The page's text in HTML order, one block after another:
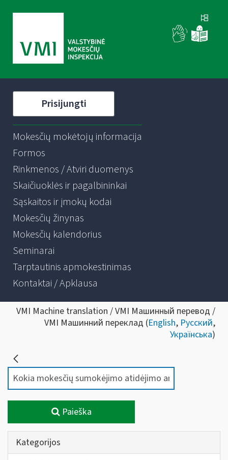
Prisijungti
Mokesčių mokėtojų informacija
Formos
Rinkmenos / Atviri duomenys
Skaičiuoklės ir pagalbininkai
Sąskaitos ir įmokų kodai
Mokesčių žinynas
Mokesčių kalendorius
Seminarai
Tarptautinis apmokestinimas
Kontaktai / Apklausa
VMI Machine translation / VMI Машинный перевод /
VMI Машинний переклад (English, Русский,
Українська)
Paieška
Kategorijos